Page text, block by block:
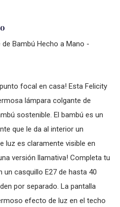
Bambú Hecho a Mano -
focal en casa! Esta Felicity
lámpara colgante de
sostenible. El bambú es un
que le da al interior un
luz es claramente visible en
versión llamativa! Completa tu
casquillo E27 de hasta 40
por separado. La pantalla
efecto de luz en el techo